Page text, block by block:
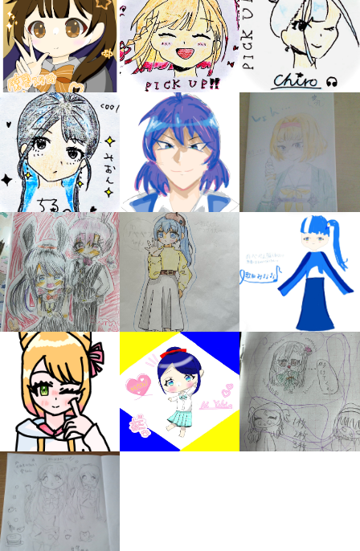
キミノラジオ配信中！
いろんな動画が
みんなの絵が
見られる
ギャラリー